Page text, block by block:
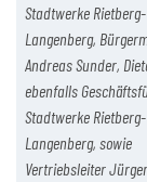
Stadtwerke Rietberg-
Langenberg,
Andreas Sunder,
ebenfalls
Stadtwerke Rietberg-
Langenberg, sowie
Vertriebsleiter